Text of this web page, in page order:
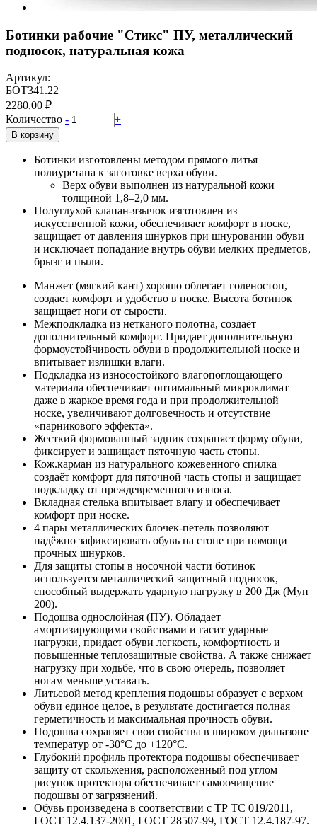
Ботинки рабочие "Стикс" ПУ, металлический
подносок, натуральная кожа
Артикул:
БОТ341.22
2280,00 ₽
Количество - +
В корзину
Ботинки изготовлены методом прямого литья
полиуретана к заготовке верха обуви.
Верх обуви выполнен из натуральной кожи
толщиной 1,8–2,0 мм.
Полуглухой клапан-язычок изготовлен из
искусственной кожи, обеспечивает комфорт в носке,
защищает от давления шнурков при шнуровании обуви
и исключает попадание внутрь обуви мелких предметов,
брызг и пыли.
Манжет (мягкий кант) хорошо облегает голеностоп,
создает комфорт и удобство в носке. Высота ботинок
защищает ноги от сырости.
Межподкладка из нетканого полотна, создаёт
дополнительный комфорт. Придает дополнительную
формоустойчивость обуви в продолжительной носке и
впитывает излишки влаги.
Подкладка из износостойкого влагопоглощающего
материала обеспечивает оптимальный микроклимат
даже в жаркое время года и при продолжительной
носке, увеличивают долговечность и отсутствие
«парникового эффекта».
Жесткий формованный задник сохраняет форму обуви,
фиксирует и защищает пяточную часть стопы.
Кож.карман из натурального кожевенного спилка
создаёт комфорт для пяточной часть стопы и защищает
подкладку от преждевременного износа.
Вкладная стелька впитывает влагу и обеспечивает
комфорт при носке.
4 пары металлических блочек-петель позволяют
надёжно зафиксировать обувь на стопе при помощи
прочных шнурков.
Для защиты стопы в носочной части ботинок
используется металлический защитный подносок,
способный выдержать ударную нагрузку в 200 Дж (Мун
200).
Подошва однослойная (ПУ). Обладает
амортизирующими свойствами и гасит ударные
нагрузки, придает обуви легкость, комфортность и
повышенные теплозащитные свойства. А также снижает
нагрузку при ходьбе, что в свою очередь, позволяет
ногам меньше уставать.
Литьевой метод крепления подошвы образует с верхом
обуви единое целое, в результате достигается полная
герметичность и максимальная прочность обуви.
Подошва сохраняет свои свойства в широком диапазоне
температур от -30°С до +120°С.
Глубокий профиль протектора подошвы обеспечивает
защиту от скольжения, расположенный под углом
рисунок протектора обеспечивает самоочищение
подошвы от загрязнений.
Обувь произведена в соответствии с ТР ТС 019/2011,
ГОСТ 12.4.137-2001, ГОСТ 28507-99, ГОСТ 12.4.187-97.